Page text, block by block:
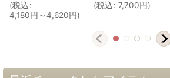
(税込:
4,180円 ～4,620円)
(税込: 7,700円)